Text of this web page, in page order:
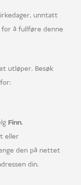
unntatt
for å fullføre denne
utløper. Besøk
Finn.
eller
den på nettet
din.